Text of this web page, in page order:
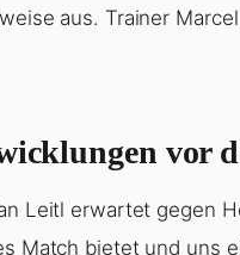
aus. Trainer
vor
Leitl erwartet gegen
Match bietet und uns